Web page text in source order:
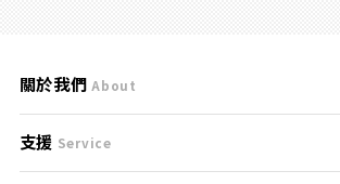
關於我們 About
刊登規範
支援 Service